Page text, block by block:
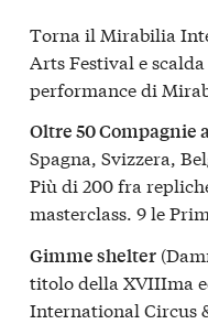
Torna il Mirabilia
Arts Festival e
performance di
Oltre 50 Compagnie
Spagna, Svizzera,
Più di 200 fra
masterclass. 9 le
Gimme shelter
titolo della XVIIIma
International Circus